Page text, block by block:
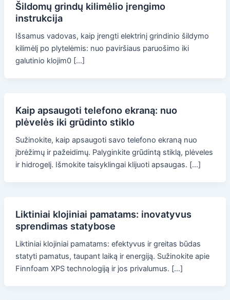
Šildomų grindų kilimėlio įrengimo
instrukcija
Išsamus vadovas, kaip įrengti elektrinį grindinio šildymo
kilimėlį po plytelėmis: nuo paviršiaus paruošimo iki
galutinio klojim0 […]
Kaip apsaugoti telefono ekraną: nuo
plėvelės iki grūdinto stiklo
Sužinokite, kaip apsaugoti savo telefono ekraną nuo
įbrėžimų ir pažeidimų. Palyginkite grūdintą stiklą, plėveles
ir hidrogelį. Išmokite taisyklingai klijuoti apsaugas. […]
Liktiniai klojiniai pamatams: inovatyvus
sprendimas statybose
Liktiniai klojiniai pamatams: efektyvus ir greitas būdas
statyti pamatus, taupant laiką ir energiją. Sužinokite apie
Finnfoam XPS technologiją ir jos privalumus. […]